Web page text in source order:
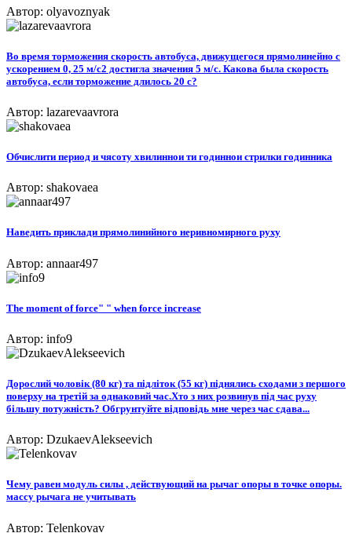
Автор: olyavoznyak
Во время торможения скорость автобуса, дви­жущегося прямолинейно с
ускорением 0, 25 м/с2 достигла значения 5 м/с. Какова была скорость
автобуса, если торможение длилось 20 с?
Автор: lazarevaavrora
Обчислити период и чясоту хвилиннои ти годиннои стрилки годинника​
Автор: shakovaea
Наведить приклади прямолинийного неривномирного руху
Автор: annaar497
The moment of force" " when force increase​
Автор: info9
Дорослий чоловік (80 кг) та підліток (55 кг) піднялись сходами з першого
поверху на третій за однаковий час.Хто з них розвинув під час руху
більшу потужність? Обгрунтуйте відповідь мне через час сдава...
Автор: DzukaevAlekseevich
Чему равен модуль силы , действующий на рычаг опоры в точке опоры.
массу рычага не учитывать
Автор: Telenkovav